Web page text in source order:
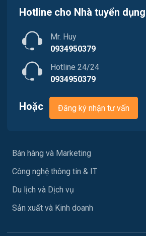
Tài chính / Đầu tư
Tư vấn / Chăm Sóc Khách Hàng
Vận chuyển / Giao nhận / Kho vận
Y tế / Chăm sóc sức khỏe
May mặc
Lễ tân
Hotline cho Nhà tuyển dụng
Mr. Huy
0934950379
Hotline 24/24
0934950379
Hoặc Đăng ký nhận tư vấn
Bán hàng và Marketing
Công nghệ thông tin & IT
Du lịch và Dịch vụ
Sản xuất và Kinh doanh